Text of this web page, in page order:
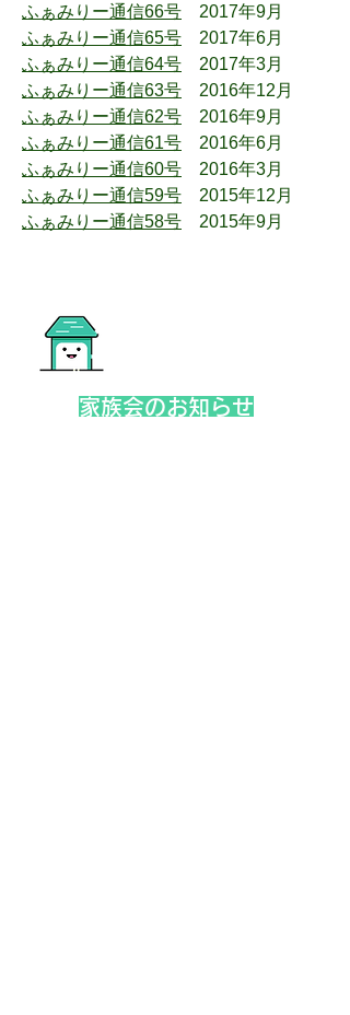
ふぁみりー通信66号 2017年9月
ふぁみりー通信65号​ 2017年6月
ふぁみりー通信64号 2017年3月
ふぁみりー通信63号 2016年12月
ふぁみりー通信62号 2016年9月
ふぁみりー通信61号 2016年6月
ふぁみりー通信60号 2016年3月
ふぁみりー通信59号 2015年12月
ふぁみりー通信58号​ 2015年9月
家族会のお知らせ